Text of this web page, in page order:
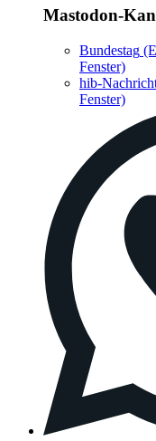
Mastodon-
Bundestag
Fenster)
hib-
Fenster)